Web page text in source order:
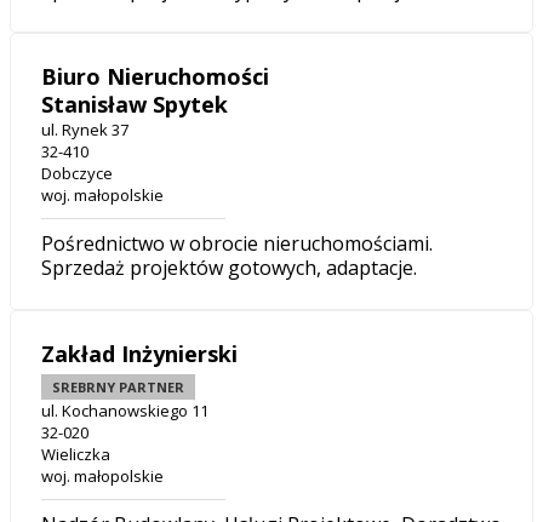
Biuro Nieruchomości
Stanisław Spytek
ul. Rynek 37
32-410
Dobczyce
woj. małopolskie
Pośrednictwo w obrocie nieruchomościami.
Sprzedaż projektów gotowych, adaptacje.
Zakład Inżynierski
SREBRNY PARTNER
ul. Kochanowskiego 11
32-020
Wieliczka
woj. małopolskie